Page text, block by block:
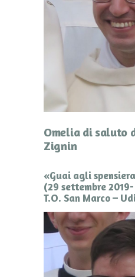
Omelia di saluto
Zignin
«Guai agli
(29 settembre
T.O. San Marco –